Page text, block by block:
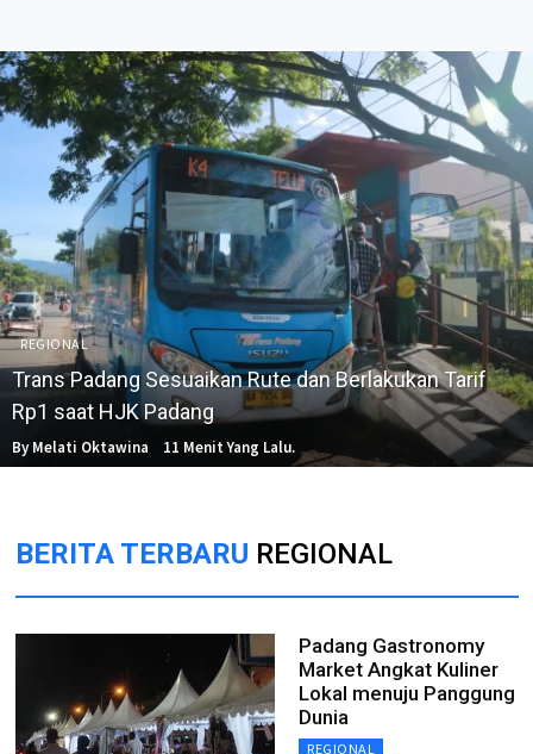
REGIONAL
Trans Padang Sesuaikan Rute dan Berlakukan Tarif
Rp1 saat HJK Padang
By Melati Oktawina 11 Menit Yang Lalu.
BERITA TERBARU REGIONAL
Padang Gastronomy
Market Angkat Kuliner
Lokal menuju Panggung
Dunia
REGIONAL